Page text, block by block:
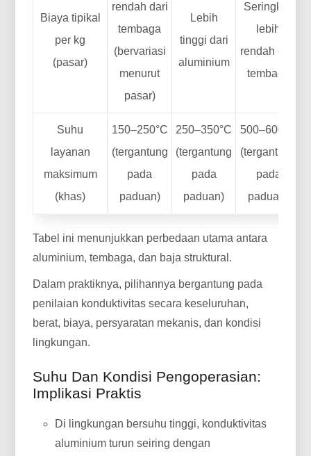
Biaya tipikal
per kg
(pasar)
rendah dari
tembaga
(bervariasi
menurut
pasar)
Lebih
tinggi dari
aluminium
Seringkali
lebih
rendah dari
tembaga
Suhu
layanan
maksimum
(khas)
150–250°C
(tergantung
pada
paduan)
250–350°C
(tergantung
pada
paduan)
500–600°C
(tergantung
pada
paduan)
Tabel ini menunjukkan perbedaan utama antara
aluminium, tembaga, dan baja struktural.
Dalam praktiknya, pilihannya bergantung pada
penilaian konduktivitas secara keseluruhan,
berat, biaya, persyaratan mekanis, dan kondisi
lingkungan.
Suhu Dan Kondisi Pengoperasian:
Implikasi Praktis
Di lingkungan bersuhu tinggi, konduktivitas
aluminium turun seiring dengan